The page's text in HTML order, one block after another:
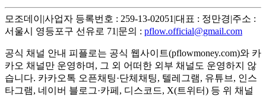
모조데이 |사업자 등록번호 : 259-13-02051 |대표 : 정만경|주소 :
서울시 영등포구 선유로 71 |문의 : pflow.official@gmail.com
공식 채널 안내 피플로는 공식 웹사이트(pflowmoney.com)와 카
카오 채널만 운영하며, 그 외 어떠한 외부 채널도 운영하지 않
습니다. 카카오톡 오픈채팅·단체채팅, 텔레그램, 유튜브, 인스
타그램, 네이버 블로그·카페, 디스코드, X(트위터) 등 위 채널